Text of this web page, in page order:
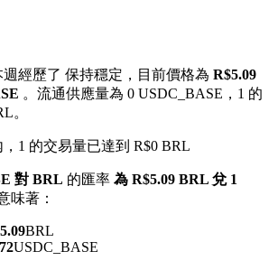
證金的永續合約
金屬及大宗商品衍生性商品
週經歷了 保持穩定，目前價格為 R$5.09
。流通供應量為 0 USDC_BASE，1 的
。
1 的交易量已達到 R$0 BRL
對 BRL 的匯率 為 R$5.09 BRL 兌 1
味著：
5.09BRL
USDC_BASE